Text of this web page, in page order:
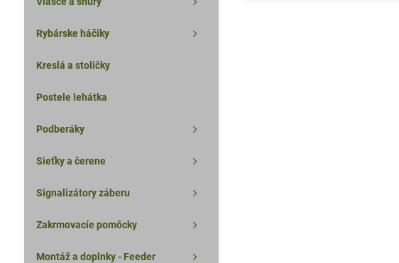
Rybárske háčiky
Kreslá a stoličky
Postele lehátka
Podberáky
Sieťky a čerene
Signalizátory záberu
Zakrmovacíe pomôcky
Montáž a doplnky - Feeder